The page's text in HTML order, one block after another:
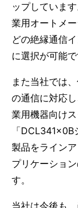
ップしていま
業用オートメ
どの絶縁通信
に選択が可能で
また当社では
の通信に対応
業用機器向け
「
製品をライン
プリケーショ
す。
当社は今後も